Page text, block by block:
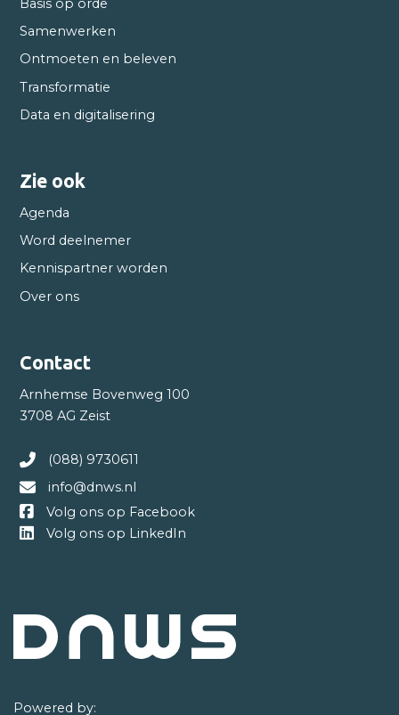
Powered by:
Basis op orde
Samenwerken
Ontmoeten en beleven
Transformatie
Data en digitalisering
Zie ook
Agenda
Word deelnemer
Kennispartner worden
Over ons
Contact
Arnhemse Bovenweg 100
3708 AG Zeist
(088) 9730611
info@dnws.nl
Volg ons op Facebook
Volg ons op LinkedIn